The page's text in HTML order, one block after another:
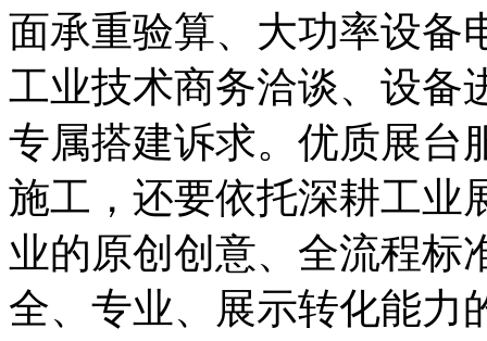
面承重验算、大功率设备
工业技术商务洽谈、设备
专属搭建诉求。优质展台
施工，还要依托深耕工业
业的原创创意、全流程标
全、专业、展示转化能力